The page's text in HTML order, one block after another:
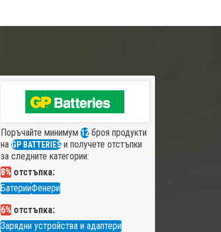
Поръчайте минимум 12броя продукти
на GP BATTERIESи получете отстъпки
за следните категории:
8% отстъпка:
БатерииФенери
6% отстъпка:
Зарядни устройства и адаптери